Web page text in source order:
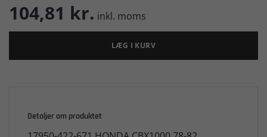
104,81 kr. inkl. moms
LÆG I KURV
Detaljer om produktet